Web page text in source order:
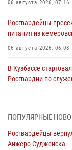
06 августа 2026, 07:16
Росгвардейцы
питания из
06 августа 2026, 06:08
В Кузбассе
Росгвардии по
Росгвардейцы
05 августа 2026, 09:30
ПОПУЛЯРНЫЕ
Росгвардейцы
Анжеро-Судженска